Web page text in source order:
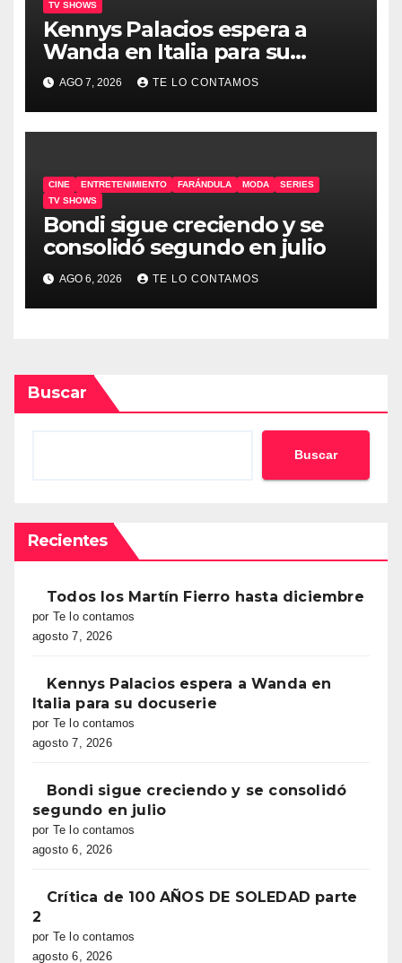
TV SHOWS
Kennys Palacios espera a
Wanda en Italia para su
docuserie
AGO 7, 2026 TE LO CONTAMOS
CINE ENTRETENIMIENTO FARÁNDULA MODA
SERIES
TV SHOWS
Bondi sigue creciendo y se
consolidó segundo en julio
AGO 6, 2026 TE LO CONTAMOS
Buscar
Buscar
Recientes
Todos los Martín Fierro hasta diciembre
por Te lo contamos
agosto 7, 2026
Kennys Palacios espera a Wanda en
Italia para su docuserie
por Te lo contamos
agosto 7, 2026
Bondi sigue creciendo y se consolidó
segundo en julio
por Te lo contamos
agosto 6, 2026
Crítica de 100 AÑOS DE SOLEDAD parte
2
por Te lo contamos
agosto 6, 2026